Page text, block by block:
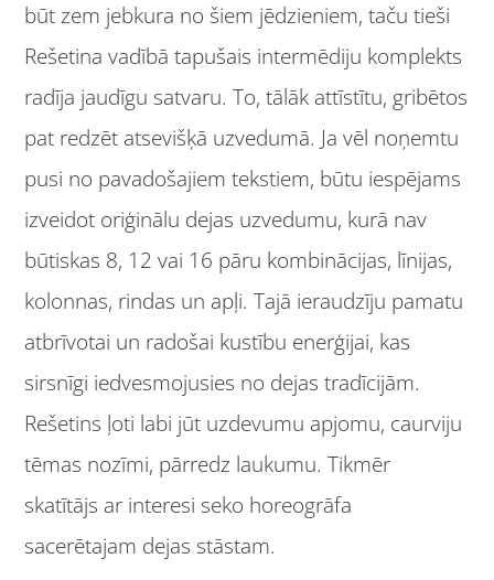
būt zem jebkura no šiem jēdzieniem, taču tieši
Rešetina vadībā tapušais intermēdiju komplekts
radīja jaudīgu satvaru. To, tālāk attīstītu, gribētos
pat redzēt atsevišķā uzvedumā. Ja vēl noņemtu
pusi no pavadošajiem tekstiem, būtu iespējams
izveidot oriģinālu dejas uzvedumu, kurā nav
būtiskas 8, 12 vai 16 pāru kombinācijas, līnijas,
kolonnas, rindas un apļi. Tajā ieraudzīju pamatu
atbrīvotai un radošai kustību enerģijai, kas
sirsnīgi iedvesmojusies no dejas tradīcijām.
Rešetins ļoti labi jūt uzdevumu apjomu, caurviju
tēmas nozīmi, pārredz laukumu. Tikmēr
skatītājs ar interesi seko horeogrāfa
sacerētajam dejas stāstam.